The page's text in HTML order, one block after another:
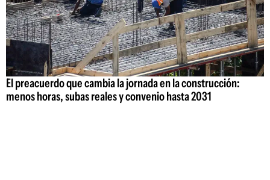
El preacuerdo que cambia la jornada en la construcción:
menos horas, subas reales y convenio hasta 2031